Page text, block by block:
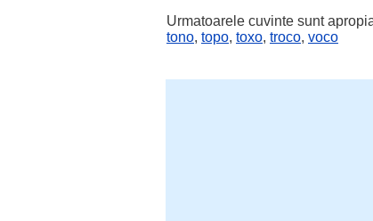
Urmatoarele cuvinte sunt
tono, topo, toxo, troco, voco